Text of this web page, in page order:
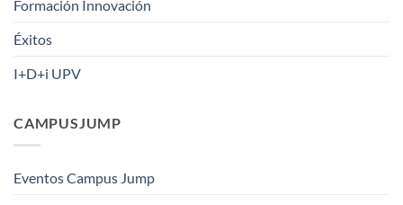
Formación Innovación
Éxitos
I+D+i UPV
CAMPUSJUMP
Eventos Campus Jump